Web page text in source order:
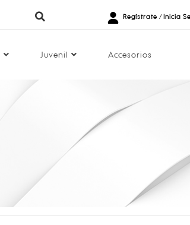
Regístrate /Inicia
Juvenil Accesorios